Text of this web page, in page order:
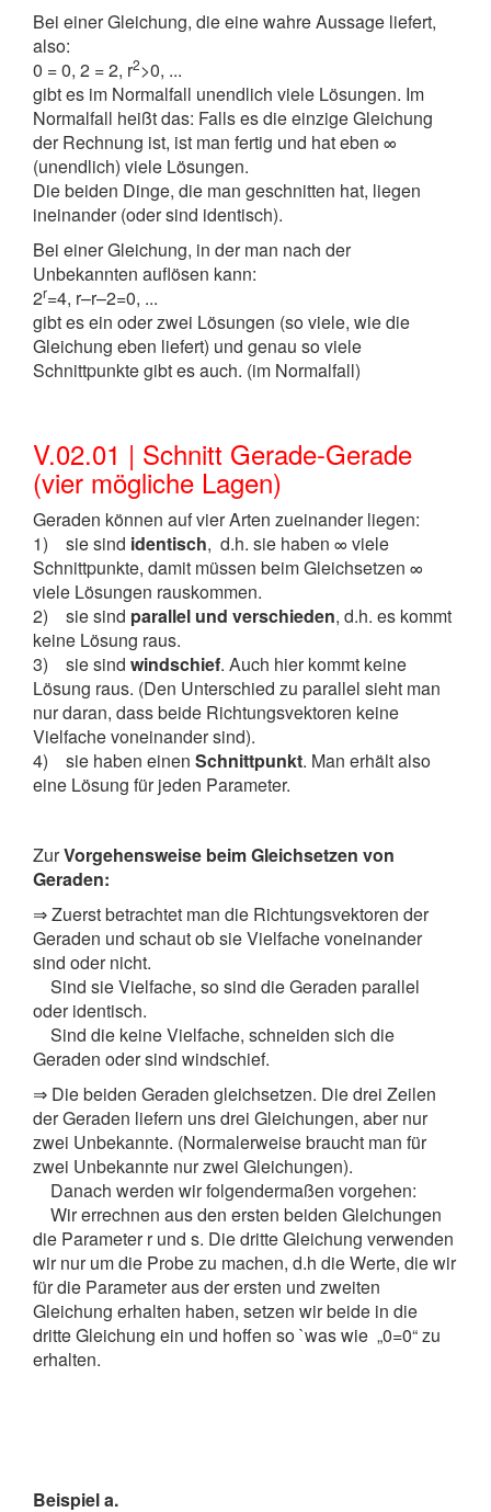
Bei einer Gleichung, die eine wahre Aussage liefert,
also:
0 = 0, 2 = 2, r2>0, ...
gibt es im Normalfall unendlich viele Lösungen. Im
Normalfall heißt das: Falls es die einzige Gleichung
der Rechnung ist, ist man fertig und hat eben ∞
(unendlich) viele Lösungen.
Die beiden Dinge, die man geschnitten hat, liegen
ineinander (oder sind identisch).
Bei einer Gleichung, in der man nach der
Unbekannten auflösen kann:
2r=4, r–r–2=0, ...
gibt es ein oder zwei Lösungen (so viele, wie die
Gleichung eben liefert) und genau so viele
Schnittpunkte gibt es auch. (im Normalfall)
V.02.01 | Schnitt Gerade-Gerade
(vier mögliche Lagen)
Geraden können auf vier Arten zueinander liegen:
1) sie sind identisch, d.h. sie haben ∞ viele
Schnittpunkte, damit müssen beim Gleichsetzen ∞
viele Lösungen rauskommen.
2) sie sind parallel und verschieden, d.h. es kommt
keine Lösung raus.
3) sie sind windschief. Auch hier kommt keine
Lösung raus. (Den Unterschied zu parallel sieht man
nur daran, dass beide Richtungsvektoren keine
Vielfache voneinander sind).
4) sie haben einen Schnittpunkt. Man erhält also
eine Lösung für jeden Parameter.
ZurVorgehensweise beim Gleichsetzen von
Geraden:
⇒Zuerst betrachtet man die Richtungsvektoren der
Geraden und schaut ob sie Vielfache voneinander
sind oder nicht.
Sind sie Vielfache, so sind die Geraden parallel
oder identisch.
Sind die keine Vielfache, schneiden sich die
Geraden oder sind windschief.
⇒ Die beiden Geraden gleichsetzen. Die drei Zeilen
der Geraden liefern uns drei Gleichungen, aber nur
zwei Unbekannte. (Normalerweise braucht man für
zwei Unbekannte nur zwei Gleichungen).
Danach werden wir folgendermaßen vorgehen:
Wir errechnen aus den ersten beiden Gleichungen
die Parameter r und s. Die dritte Gleichung verwenden
wir nur um die Probe zu machen, d.h die Werte, die wir
für die Parameter aus der ersten und zweiten
Gleichung erhalten haben, setzen wir beide in die
dritte Gleichung ein und hoffen so `was wie „0=0“ zu
erhalten.
Beispiel a.